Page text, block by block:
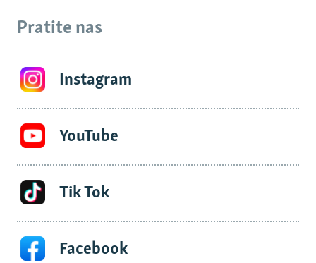
Pratite nas
Instagram
YouTube
Tik Tok
Facebook